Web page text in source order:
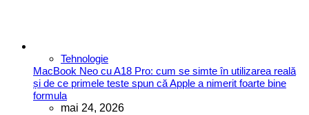
Tehnologie
MacBook Neo cu A18 Pro: cum se simte în utilizarea reală
și de ce primele teste spun că Apple a nimerit foarte bine
formula
mai 24, 2026